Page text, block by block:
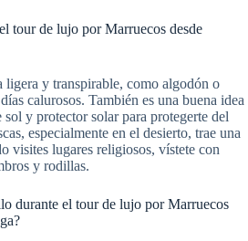
tour de lujo por Marruecos desde
ligera y transpirable, como algodón o
calurosos. También es una buena idea
y protector solar para protegerte del
especialmente en el desierto, trae una
visites lugares religiosos, vístete con
y rodillas.
durante el tour de lujo por Marruecos